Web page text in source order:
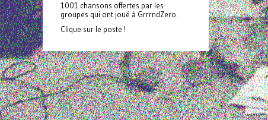
1001 chansons offertes par les
groupes qui ont joué à GrrrndZero.
Clique sur le poste !